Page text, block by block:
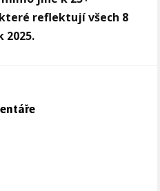
reflektují všech 8
2025.